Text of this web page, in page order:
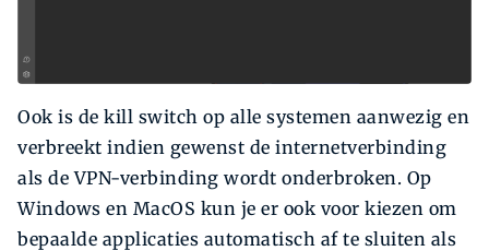
Ook is de kill switch op alle systemen aanwezig en
verbreekt indien gewenst de internetverbinding
als de VPN-verbinding wordt onderbroken. Op
Windows en MacOS kun je er ook voor kiezen om
bepaalde applicaties automatisch af te sluiten als